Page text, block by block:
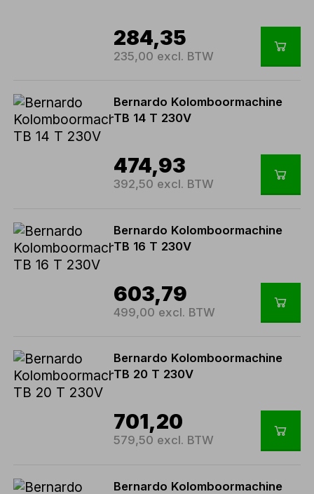
284,35
235,00 excl. BTW
Bernardo Kolomboormachine
TB 14 T 230V
474,93
392,50 excl. BTW
Bernardo Kolomboormachine
TB 16 T 230V
603,79
499,00 excl. BTW
Bernardo Kolomboormachine
TB 20 T 230V
701,20
579,50 excl. BTW
Bernardo Kolomboormachine